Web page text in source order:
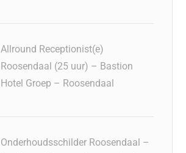
Allround Receptionist(e)
Roosendaal (25 uur) – Bastion
Hotel Groep – Roosendaal
Onderhoudsschilder Roosendaal –